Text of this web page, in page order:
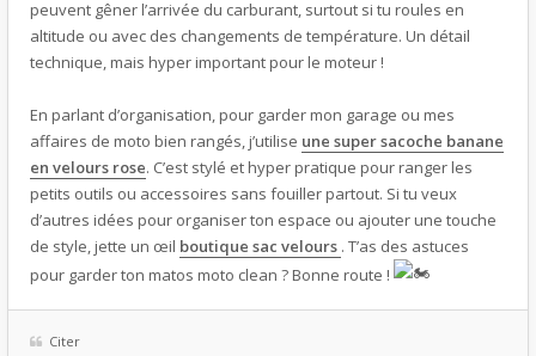
peuvent gêner l’arrivée du carburant, surtout si tu roules en
altitude ou avec des changements de température. Un détail
technique, mais hyper important pour le moteur !
En parlant d’organisation, pour garder mon garage ou mes
affaires de moto bien rangés, j’utilise une super sacoche banane
en velours rose. C’est stylé et hyper pratique pour ranger les
petits outils ou accessoires sans fouiller partout. Si tu veux
d’autres idées pour organiser ton espace ou ajouter une touche
de style, jette un œil boutique sac velours . T’as des astuces
pour garder ton matos moto clean ? Bonne route !
Citer